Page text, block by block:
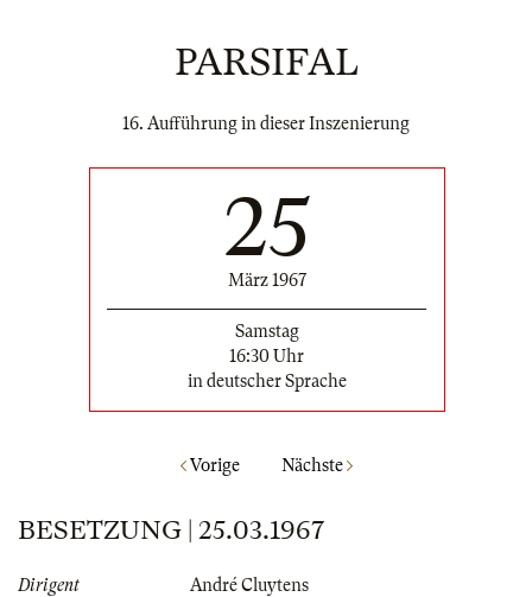
PARSIFAL
16. Aufführung in dieser Inszenierung
25
März 1967
Samstag
16:30 Uhr
in deutscher Sprache
Vorige Nächste
BESETZUNG | 25.03.1967
Dirigent
André Cluytens